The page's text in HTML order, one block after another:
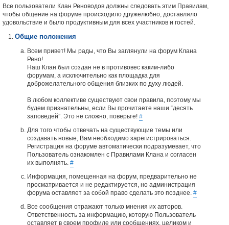
Все пользователи Клан Реноводов должны следовать этим Правилам,
чтобы общение на форуме происходило дружелюбно, доставляло
удовольствие и было продуктивным для всех участников и гостей.
Общие положения
Всем привет! Мы рады, что Вы заглянули на форум Клана
Рено!
Наш Клан был создан не в противовес каким-либо
форумам, а исключительно как площадка для
доброжелательного общения близких по духу людей.
В любом коллективе существуют свои правила, поэтому мы
будем признательны, если Вы прочитаете наши “десять
заповедей”. Это не сложно, поверьте! #
Для того чтобы отвечать на существующие темы или
создавать новые, Вам необходимо зарегистрироваться.
Регистрация на форуме автоматически подразумевает, что
Пользователь ознакомлен с Правилами Клана и согласен
их выполнять. #
Информация, помещенная на форум, предварительно не
просматривается и не редактируется, но администрация
форума оставляет за собой право сделать это позднее. #
Все сообщения отражают только мнения их авторов.
Ответственность за информацию, которую Пользователь
оставляет в своем профиле или сообщениях, целиком и